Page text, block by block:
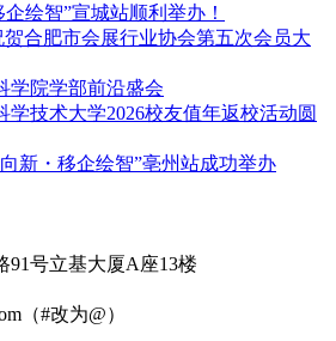
绘智”宣城站顺利举办！
合肥市会展行业协会第五次会员大
学院学部前沿盛会
学技术大学2026校友值年返校活动圆
新・移企绘智”亳州站成功举办
91号立基大厦A座13楼
（#改为@）